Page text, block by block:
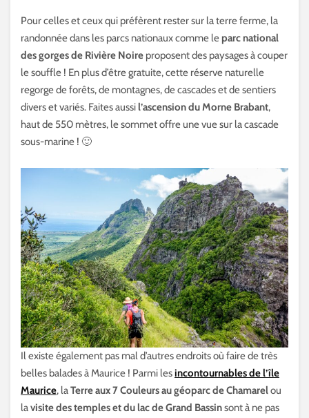
Pour celles et ceux qui préfèrent rester sur la terre ferme, la
randonnée dans les parcs nationaux comme le parc national
des gorges de Rivière Noire proposent des paysages à couper
le souffle ! En plus d’être gratuite, cette réserve naturelle
regorge de forêts, de montagnes, de cascades et de sentiers
divers et variés. Faites aussi l’ascension du Morne Brabant,
haut de 550 mètres, le sommet offre une vue sur la cascade
sous-marine ! 🙂
Il existe également pas mal d’autres endroits où faire de très
belles balades à Maurice ! Parmi lesincontournables de l’île
Maurice, laTerre aux 7 Couleurs au géoparc de Chamarelou
lavisite des temples et du lac de Grand Bassinsont à ne pas